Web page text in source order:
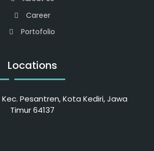
Career
Portofolio
Locations
Kec. Pesantren, Kota Kediri, Jawa
Timur 64137